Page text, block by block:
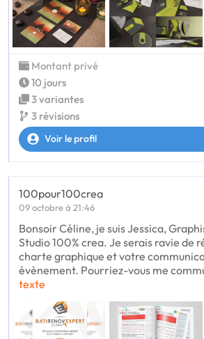
Montant privé
10 jours
3 variantes
3 révisions
Voir le profil
100pour100crea
09 octobre à 21:46
Bonsoir Céline, je suis Jessica,
Studio 100% crea. Je serais ravie de
charte graphique et votre
évènement. Pourriez-vous me
texte